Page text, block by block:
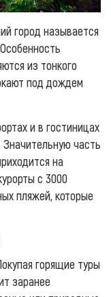
город называется
из тонкого
под дождем
и в гостиницах
Значительную часть
на
с 3000
пляжей, которые
горящие туры
заранее